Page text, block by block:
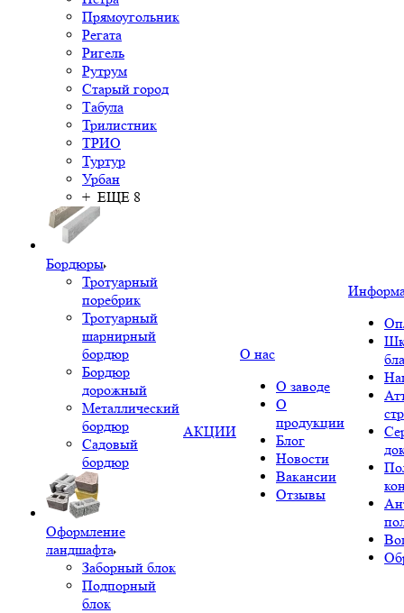
Прямоугольник
Регата
Ригель
Рутрум
Старый город
Табула
Трилистник
ТРИО
Туртур
Урбан
+ ЕЩЕ 8
Бордюры
Тротуарный
поребрик
Тротуарный
шарнирный
бордюр
Бордюр
дорожный
Металлический
бордюр
Садовый
бордюр
Оформление
ландшафта
Заборный блок
Подпорный
блок
АКЦИИ
О нас
О заводе
О
продукции
Блог
Новости
Вакансии
Отзывы